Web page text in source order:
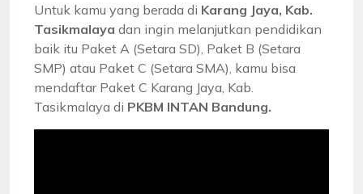
Untuk kamu yang berada di Karang Jaya, Kab.
Tasikmalaya dan ingin melanjutkan pendidikan
baik itu Paket A (Setara SD), Paket B (Setara
SMP) atau Paket C (Setara SMA), kamu bisa
mendaftar Paket C Karang Jaya, Kab.
Tasikmalaya di PKBM INTAN Bandung.